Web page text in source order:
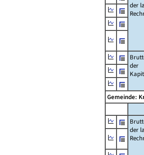
der
der
Gemeinde:
der